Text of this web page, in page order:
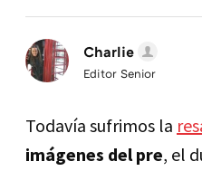
Charlie
Editor Senior
Todavía sufrimos la
imágenes del pre, el